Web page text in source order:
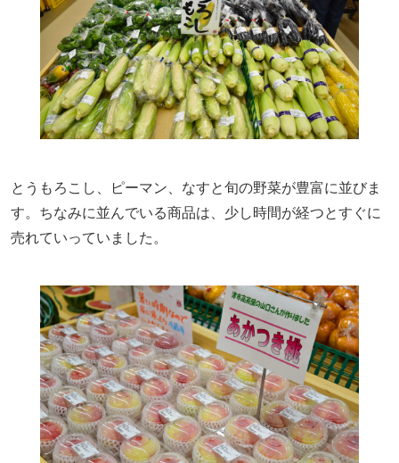
とうもろこし、ピーマン、なすと旬の野菜が豊富に並びま
す。ちなみに並んでいる商品は、少し時間が経つとすぐに
売れていっていました。